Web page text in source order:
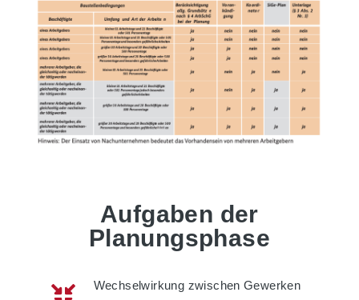
Aufgaben der
Planungsphase
Wechselwirkung zwischen Gewerken